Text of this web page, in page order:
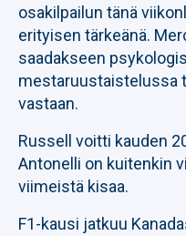
osakilpailun tänä
erityisen tärkeänä.
saadakseen
mestaruustaistelussa
vastaan.
Russell voitti kauden
Antonelli on kuitenkin
viimeistä kisaa.
F1-kausi jatkuu